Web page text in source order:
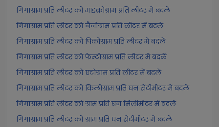
गिगाग्राम प्रति लीटर को माइक्रोग्राम प्रति लीटर में बदलें
गिगाग्राम प्रति लीटर को नैनोग्राम प्रति लीटर में बदलें
गिगाग्राम प्रति लीटर को पिकोग्राम प्रति लीटर में बदलें
गिगाग्राम प्रति लीटर को फेम्टोग्राम प्रति लीटर में बदलें
गिगाग्राम प्रति लीटर को एटोग्राम प्रति लीटर में बदलें
गिगाग्राम प्रति लीटर को किलोग्राम प्रति घन सेंटीमीटर में बदलें
गिगाग्राम प्रति लीटर को ग्राम प्रति घन मिलीमीटर में बदलें
गिगाग्राम प्रति लीटर को ग्राम प्रति घन सेंटीमीटर में बदलें